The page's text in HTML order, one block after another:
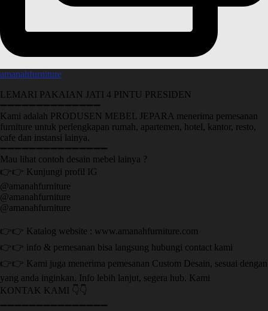
amanahfurniture
LEMARI PAKAIAN JATI 4 PINTU PRESIDEN
➖➖➖➖➖➖➖➖➖➖➖➖➖➖
Kami adalah PRODUSEN MEBEL JEPARA menerima pemesanan
furniture untuk perlengkapan rumah, apartemen, hotel, kantor, resto,
cafe dan instansi lainya.
➖➖➖➖➖➖➖➖➖➖➖➖➖➖➖
Mau lihat contoh desain mebel lainya ?
👉👉 Kunjungi profil IG
@amanahfurniture
@amanahfurniture
@amanahfurniture
👉👉 Katalog website : www.amanahfurniture.com
👉👉 info & pemesanan bisa langsung hubungi contact kami
👉👉 Kami juga menerima pemesanan Custom Desain, sesuai dengan
yang anda inginkan. Info lebih lanjut, segera hub. Kami
KONTAK KAMI 👇👇
➖➖➖➖➖➖➖➖➖➖➖➖➖➖➖ ㅤ